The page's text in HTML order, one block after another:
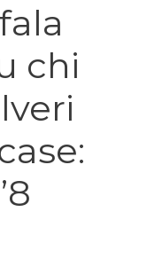
chi